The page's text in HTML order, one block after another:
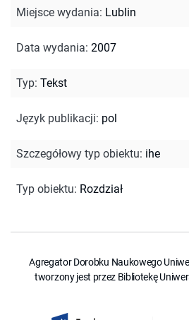
Miejsce wydania: Lublin
Data wydania: 2007
Typ: Tekst
Język publikacji: pol
Szczegółowy typ obiektu: ihe
Typ obiektu: Rozdział
Agregator Dorobku Naukowego
tworzony jest przez Bibliotekę